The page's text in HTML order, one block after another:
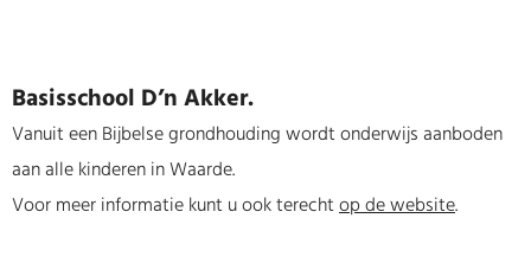
Basisschool D’n Akker.
Vanuit een Bijbelse grondhouding wordt onderwijs aanboden
aan alle kinderen in Waarde.
Voor meer informatie kunt u ook terecht op de website.